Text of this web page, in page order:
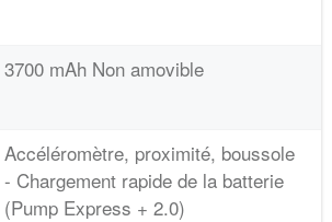
3700 mAh Non amovible
Accéléromètre, proximité, boussole
- Chargement rapide de la batterie
(Pump Express + 2.0)